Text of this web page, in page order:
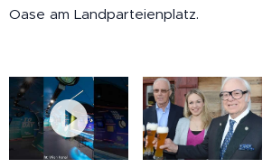
Oase am Landparteienplatz.